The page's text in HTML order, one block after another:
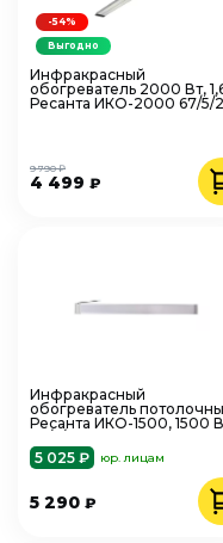
Инфракрасный
обогреватель 2000 Вт,
Ресанта ИКО-2000 67/5/2
4 499 ₽
9 790 ₽
-54%
Выгодно
Инфракрасный
обогреватель
Ресанта ИКО-1500, 1500
5 025 ₽
юр. лицам
5 290 ₽